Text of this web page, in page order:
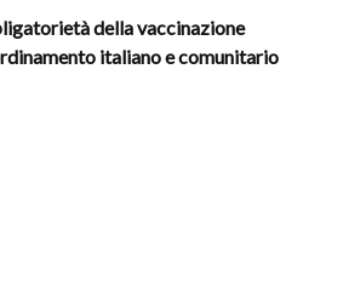
della vaccinazione
italiano e comunitario